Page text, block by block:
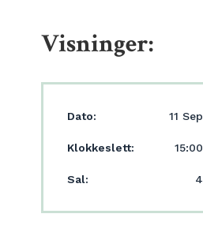
Visninger:
Dato: 11 Sep
Klokkeslett: 15:00
Sal: 4